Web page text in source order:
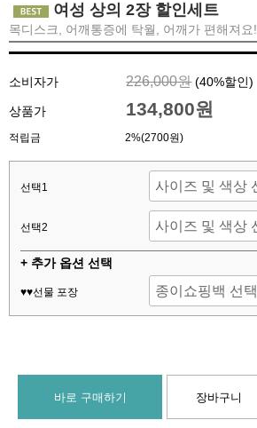
여성 상의 2장 할인세트
목디스크, 어깨통증에 탁월, 어깨가 편해져요!
소비자가 226,000원 (40%할인)
상품가 134,800원
적립금 2%(2700원)
선택1
선택2
+ 추가 옵션 선택
♥♥선물 포장
바로 구매하기 장바구니